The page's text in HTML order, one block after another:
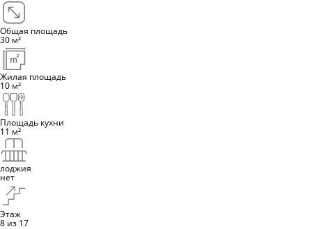
Общая площадь
30 м²
Жилая площадь
10 м²
Площадь кухни
11 м²
лоджия
нет
Этаж
8 из 17